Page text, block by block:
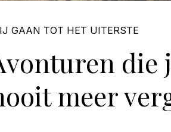
GAAN TOT HET UITERSTE
die
meer